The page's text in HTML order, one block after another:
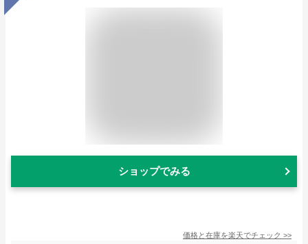
ショップでみる
価格と在庫を楽天でチェック >>